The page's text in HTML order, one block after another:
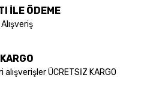
İLE ÖDEME
ÜCRETSİZ KARGO